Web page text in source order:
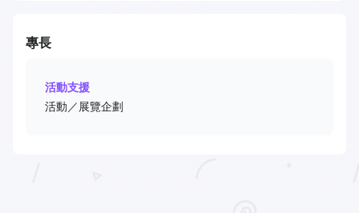
專長
活動支援
活動／展覽企劃